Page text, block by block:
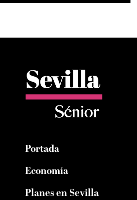
Portada
Economía
Planes en Sevilla